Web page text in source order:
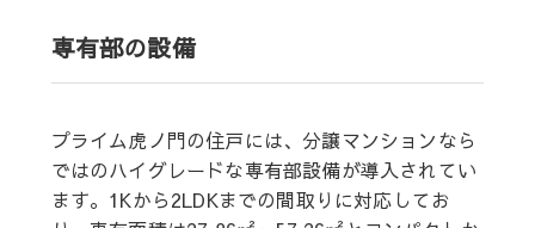
専有部の設備
プライム虎ノ門の住戸には、分譲マンションなら
ではのハイグレードな専有部設備が導入されてい
ます。1Kから2LDKまでの間取りに対応してお